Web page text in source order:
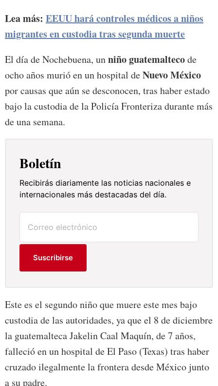
Lea más: EEUU hará controles médicos a niños
migrantes en custodia tras segunda muerte
El día de Nochebuena, unniño guatemaltecode
ocho años murió en un hospital deNuevo México
por causas que aún se desconocen, tras haber estado
bajo la custodia de la Policía Fronteriza durante más
de una semana.
Boletín
Recibirás diariamente las noticias nacionales e
internacionales más destacadas del día.
Suscribirse
Este es el segundo niño que muere este mes bajo
custodia de las autoridades, ya que el 8 de diciembre
la guatemalteca Jakelin Caal Maquín, de 7 años,
falleció en un hospital de El Paso (Texas) tras haber
cruzado ilegalmente la frontera desde México junto
a su padre.